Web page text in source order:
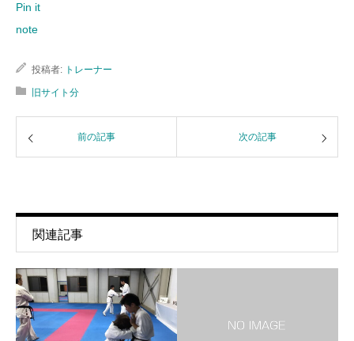
Pin it
note
投稿者: トレーナー
旧サイト分
前の記事 次の記事
関連記事